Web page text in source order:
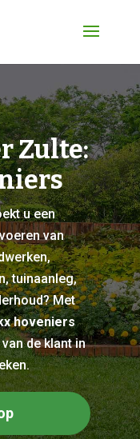
Zulte:
u een
van
tuinaanleg,
Met
hoveniers
de klant in